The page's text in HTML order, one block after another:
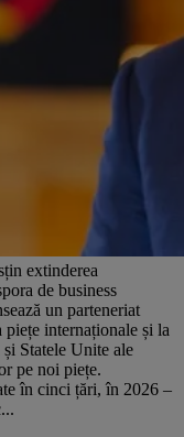
extinderea
de business
un parteneriat
piețe internaționale și la
Statele Unite ale
pe noi piețe.
în cinci țări, în 2026 –